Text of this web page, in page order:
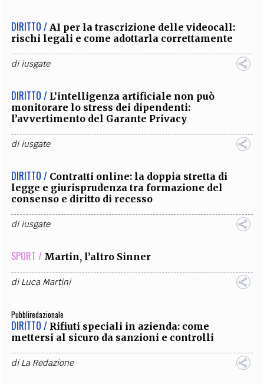
DIRITTO / AI per la trascrizione delle videocall:
rischi legali e come adottarla correttamente
diiusgate
DIRITTO / L’intelligenza artificiale non può
monitorare lo stress dei dipendenti:
l’avvertimento del Garante Privacy
diiusgate
DIRITTO / Contratti online: la doppia stretta di
legge e giurisprudenza tra formazione del
consenso e diritto di recesso
diiusgate
SPORT / Martin, l’altro Sinner
diLuca Martini
Pubbliredazionale
DIRITTO / Rifiuti speciali in azienda: come
mettersi al sicuro da sanzioni e controlli
diLa Redazione